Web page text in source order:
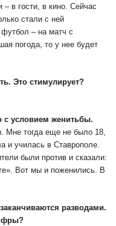
в гости, в кино. Сейчас
стали с ней
– на матч с
погода, то у нее будет
Это стимулирует?
с условием женитьбы.
Мне тогда еще не было 18,
и училась в Ставрополе.
были против и сказали:
Вот мы и поженились. В
разводами.